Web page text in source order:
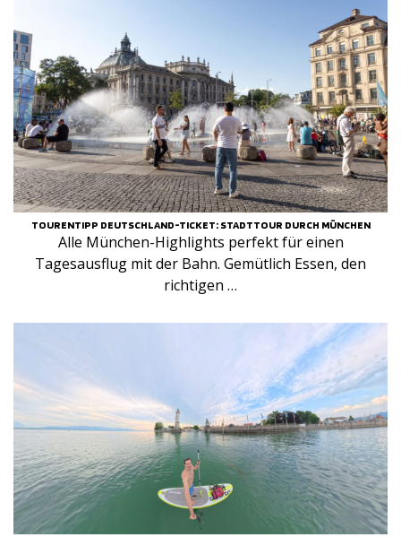
TOURENTIPP DEUTSCHLAND-TICKET: STADTTOUR DURCH MÜNCHEN
Alle München-Highlights perfekt für einen
Tagesausflug mit der Bahn. Gemütlich Essen, den
richtigen …